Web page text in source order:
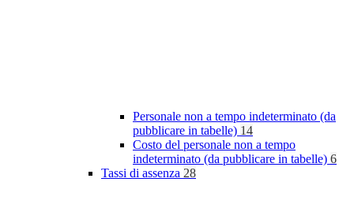
Personale non a tempo indeterminato (da
pubblicare in tabelle) 14
Costo del personale non a tempo
indeterminato (da pubblicare in tabelle) 6
Tassi di assenza 28